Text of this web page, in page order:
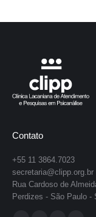
Contato
+55 11 3864.7023
secretaria@clipp.org.br
Rua Cardoso de
Perdizes - São Paulo -